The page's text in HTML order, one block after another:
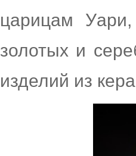
царицам
золотых и
изделий из